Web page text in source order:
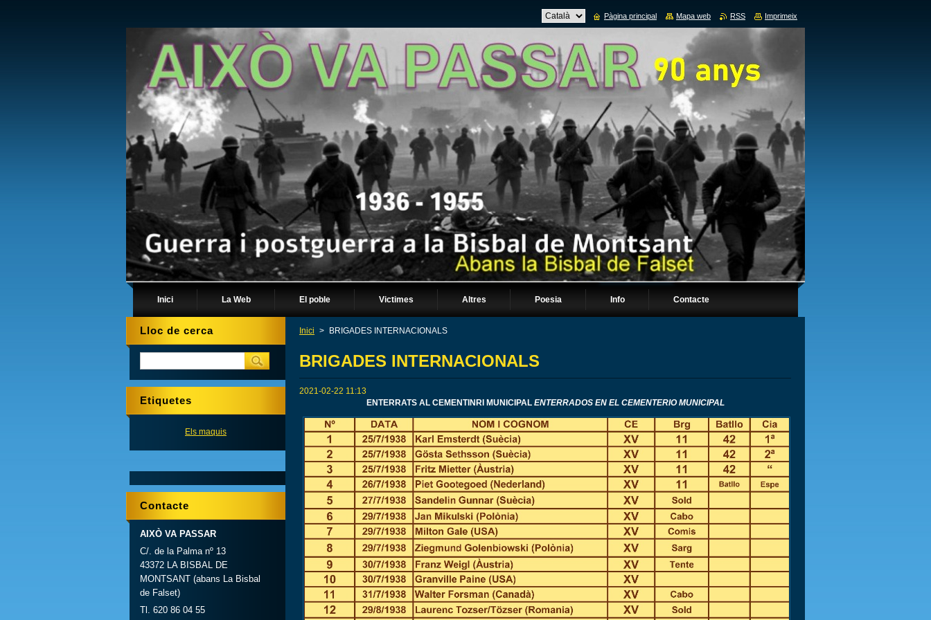
Inici La Web El poble Victimes Altres Poesia Info Contacte
Inici > BRIGADES INTERNACIONALS
BRIGADES INTERNACIONALS
2021-02-22 11:13
ENTERRATS AL CEMENTINRI MUNICIPAL ENTERRADOS EN EL CEMENTERIO MUNICIPAL
Lloc de cerca
Etiquetes
Els maquis
Contacte
AIXÒ VA PASSAR
C/. de la Palma nº 13
43372 LA BISBAL DE
MONTSANT (abans La Bisbal
de Falset)
Tl. 620 86 04 55
Pàgina principal Mapa web RSS Imprimeix